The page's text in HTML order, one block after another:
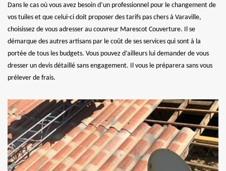
Dans le cas où vous avez besoin d’un professionnel pour le changement de
vos tuiles et que celui-ci doit proposer des tarifs pas chers à Varaville,
choisissez de vous adresser au couvreur Marescot Couverture. Il se
démarque des autres artisans par le coût de ses services qui sont à la
portée de tous les budgets. Vous pouvez d’ailleurs lui demander de vous
dresser un devis détaillé sans engagement. Il vous le préparera sans vous
prélever de frais.